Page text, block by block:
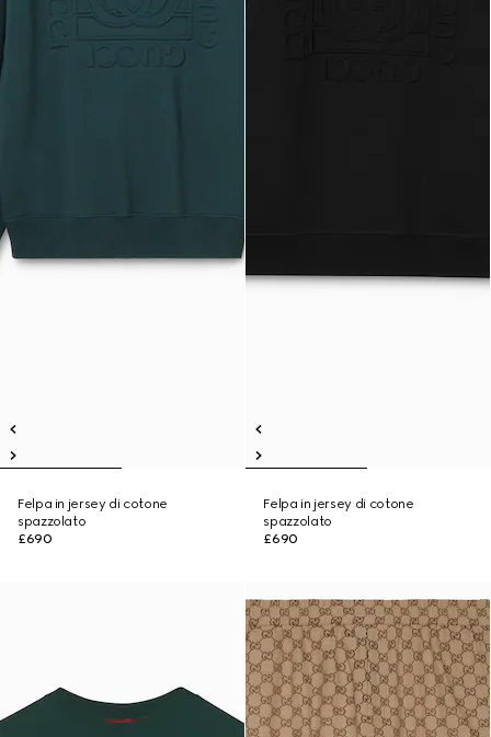
Felpa in jersey di cotone
spazzolato
£690
Felpa in jersey di cotone
spazzolato
£690